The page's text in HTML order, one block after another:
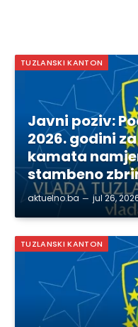
TUZLANSKI KANTON
Javni poziv:
2026. godini
kamata
stambeno
aktuelno.ba jul 26,
TUZLANSKI KANTON